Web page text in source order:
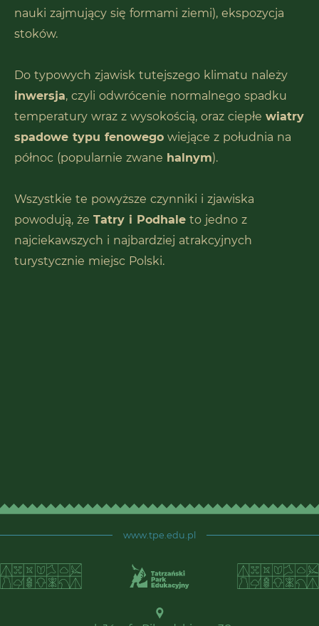
nauki zajmujący się formami ziemi), ekspozycja
stoków.
Do typowych zjawisk tutejszego klimatu należy
inwersja, czyli odwrócenie normalnego spadku
temperatury wraz z wysokością, oraz ciepłe wiatry
spadowe typu fenowego wiejące z południa na
północ (popularnie zwane halnym).
Wszystkie te powyższe czynniki i zjawiska
powodują, że Tatry i Podhale to jedno z
najciekawszych i najbardziej atrakcyjnych
turystycznie miejsc Polski.
www.tpe.edu.pl